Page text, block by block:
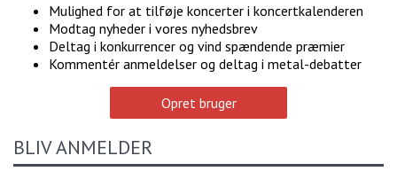
Mulighed for at tilføje koncerter i koncertkalenderen
Modtag nyheder i vores nyhedsbrev
Deltag i konkurrencer og vind spændende præmier
Kommentér anmeldelser og deltag i metal-debatter
Opret bruger
BLIV ANMELDER